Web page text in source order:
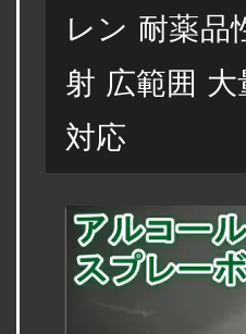
レン 耐薬品
射 広範囲 大
対応